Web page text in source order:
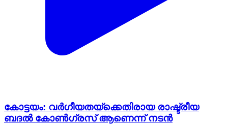
കോട്ടയം: വർഗീയതയ്ക്കെതിരായ രാഷ്ട്രീയ
ബദൽ കോൺഗ്രസ് ആണെന്ന് നടൻ